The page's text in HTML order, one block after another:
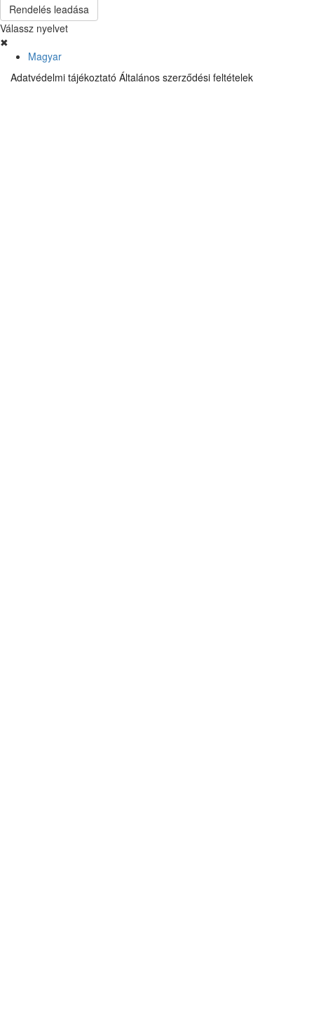
Rendelés leadása
Válassz nyelvet
✖
Magyar
Adatvédelmi tájékoztató Általános szerződési feltételek